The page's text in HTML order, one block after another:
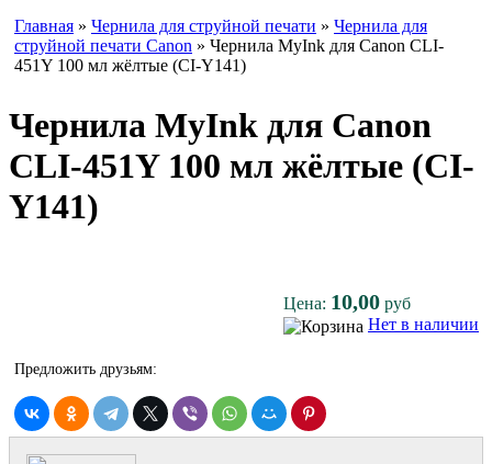
Главная » Чернила для струйной печати » Чернила для
струйной печати Canon » Чернила MyInk для Canon CLI-
451Y 100 мл жёлтые (CI-Y141)
Чернила MyInk для Canon
CLI-451Y 100 мл жёлтые (CI-
Y141)
Цена: 10,00 руб
Нет в наличии
Предложить друзьям: